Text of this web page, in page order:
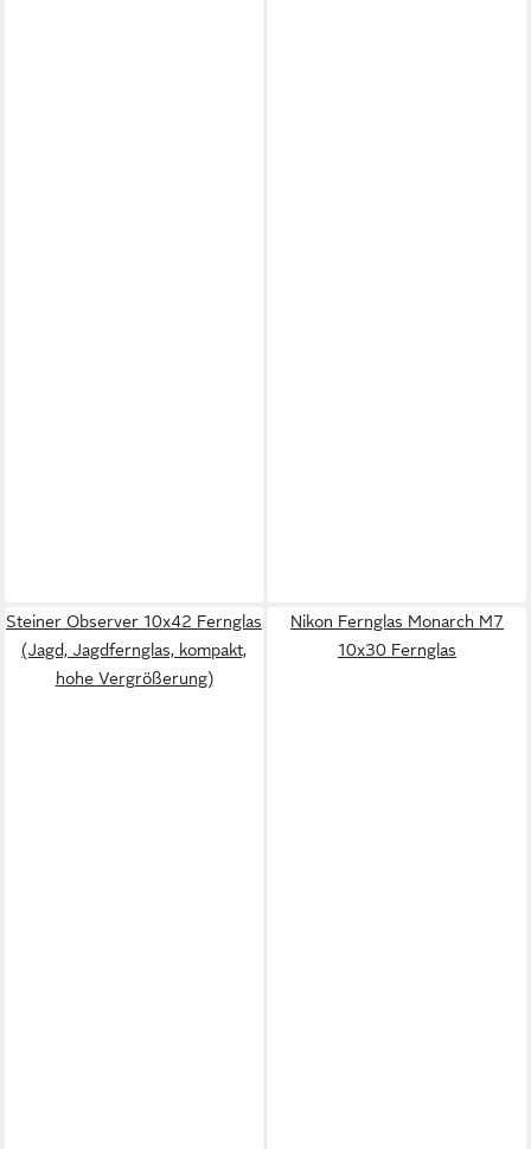
Steiner Observer 10x42 Fernglas
(Jagd, Jagdfernglas, kompakt,
hohe Vergrößerung)
Nikon Fernglas Monarch M7
10x30 Fernglas